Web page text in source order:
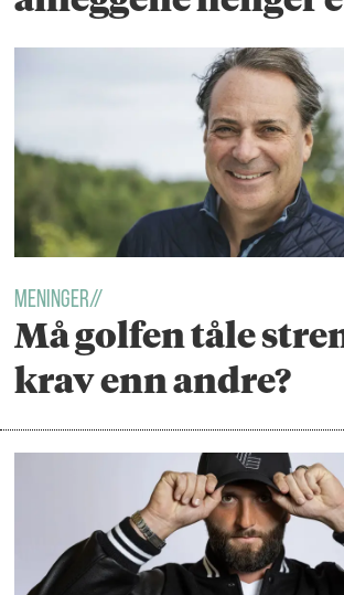
MENINGER//
Må golfen tåle
krav enn andre?